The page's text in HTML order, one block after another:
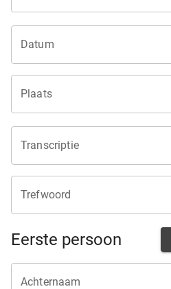
Datum
Plaats
Transcriptie
Trefwoord
Eerste persoon
Achternaam